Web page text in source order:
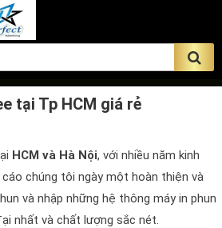
tại Tp HCM giá rẻ
HCM và Hà Nội, với nhiều năm kinh
chúng tôi ngày một hoàn thiện và
và nhập những hệ thông máy in phun
nhất và chất lượng sắc nét.